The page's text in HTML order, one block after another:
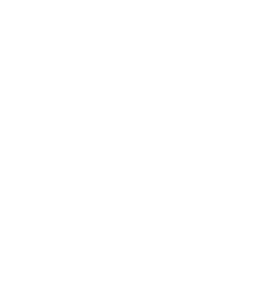
DIE HANDWERKSROLLE -
FÜR EIN
HANDWERK NACH § 7A HWO
der Handwerksrolle eingetragen sind
Handwerk ausüben möchten,
Voraussetzungen eine
für ein zusätzliches Handwerk
(HwO) beantragen.
und im betreffenden Handwerk